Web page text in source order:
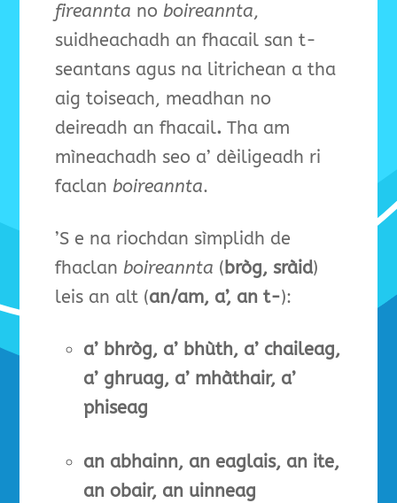
fireannta no boireannta,
suidheachadh an fhacail san t-
seantans agus na litrichean a tha
aig toiseach, meadhan no
deireadh an fhacail.Tha am
mìneachadh seo a’ dèiligeadh ri
faclan boireannta.
’S e na riochdan sìmplidh de
fhaclan boireannta ( bròg, sràid)
leis an alt (an/am, a’, an t-):
a’ bhròg, a’ bhùth, a’ chaileag,
a’ ghruag, a’ mhàthair, a’
phiseag
an abhainn, an eaglais, an ite,
an obair, an uinneag